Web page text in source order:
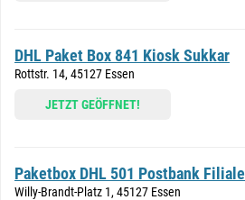
DHL Paket Box 841 Kiosk Sukkar
Rottstr. 14, 45127 Essen
JETZT GEÖFFNET!
Paketbox DHL 501 Postbank Filiale
Willy-Brandt-Platz 1, 45127 Essen